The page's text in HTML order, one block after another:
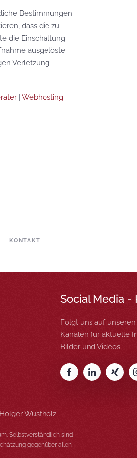
Bestimmungen
dass die zu
die Einschaltung
ausgelöste
Verletzung
Webhosting
KONTAKT
Social Media -
Folgt uns auf
Kanälen für aktuelle
Bilder und Videos.
Wüstholz
Selbstverständlich sind
gegenüber allen